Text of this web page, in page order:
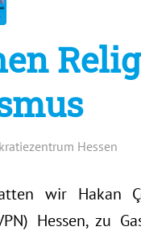
Hessen
wir Hakan
Hessen, zu